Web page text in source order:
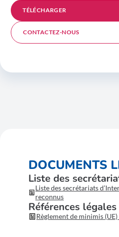
TÉLÉCHARGER
CONTACTEZ-NOUS
DOCUMENTS
Liste des
Liste des secrétariats
reconnus
Références légales
Règlement de minimis